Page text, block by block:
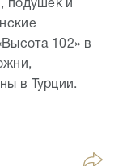
подушек и
102» в
в Турции.